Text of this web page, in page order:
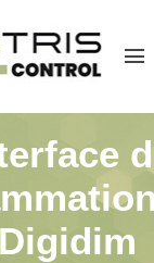
menu
Digidim